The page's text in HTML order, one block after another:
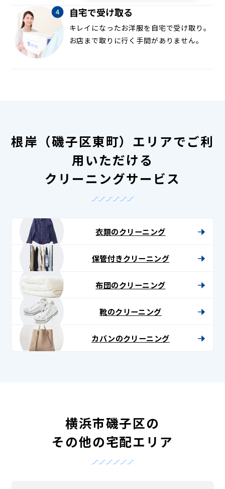
自宅で受け取る
キレイになったお洋服を自宅で受け取り。
お店まで取りに行く手間がありません。
根岸（磯子区東町）エリアでご利
用いただける
クリーニングサービス
衣類のクリーニング
保管付きクリーニング
布団のクリーニング
靴のクリーニング
カバンのクリーニング
横浜市磯子区の
その他の宅配エリア